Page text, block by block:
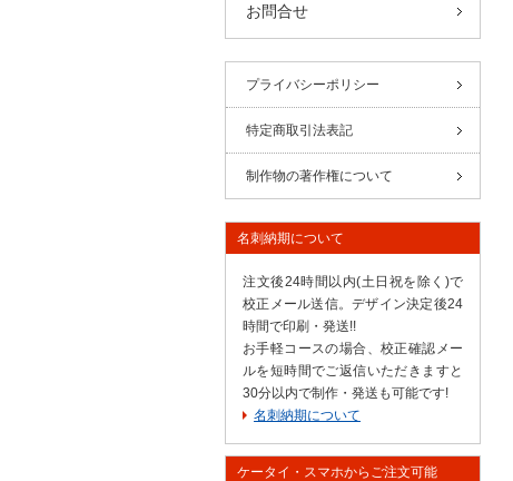
お問合せ
プライバシーポリシー
特定商取引法表記
制作物の著作権について
名刺納期について
注文後24時間以内(土日祝を除く)で
校正メール送信。デザイン決定後24
時間で印刷・発送!!
お手軽コースの場合、校正確認メー
ルを短時間でご返信いただきますと
30分以内で制作・発送も可能です!
名刺納期について
ケータイ・スマホからご注文可能